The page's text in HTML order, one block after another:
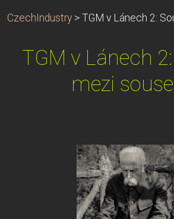
CzechIndustry > TGM v Lánech 2:
TGM v Lánech
mezi